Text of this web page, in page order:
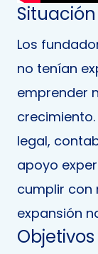
Situación
Los
no tenían
emprender
legal,
apoyo
cumplir con
expansión
Objetivos